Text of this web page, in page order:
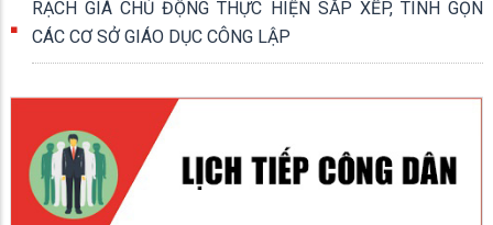
RẠCH GIÁ CHỦ ĐỘNG THỰC HIỆN SẮP XẾP, TINH GỌN
CÁC CƠ SỞ GIÁO DỤC CÔNG LẬP